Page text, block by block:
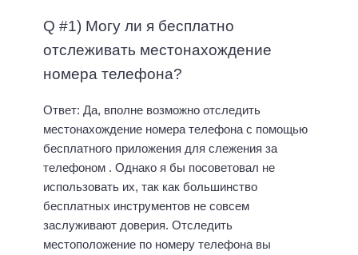
Q #1) Могу ли я бесплатно
отслеживать местонахождение
номера телефона?
Ответ: Да, вполне возможно отследить
местонахождение номера телефона с помощью
бесплатного приложения для слежения за
телефоном . Однако я бы посоветовал не
использовать их, так как большинство
бесплатных инструментов не совсем
заслуживают доверия. Отследить
местоположение по номеру телефона вы